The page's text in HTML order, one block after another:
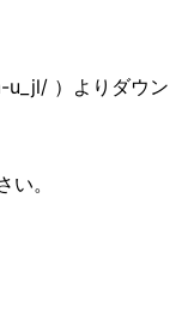
）よりダウン
。